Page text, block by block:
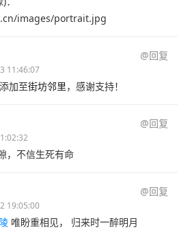
images/portrait.jpg
@回复
11:46:07
加至街坊邻里，感谢支持！
@回复
，不信生死有命
@回复
19:05:00
唯盼重相见， 归来时一醉明月